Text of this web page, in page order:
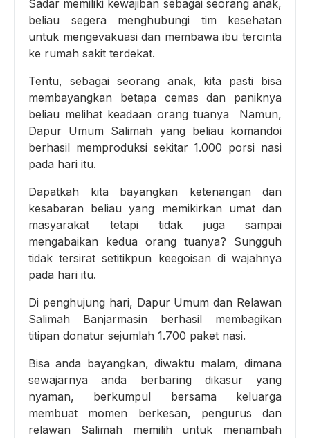
Sadar memiliki kewajiban sebagai seorang anak,
beliau segera menghubungi tim kesehatan
untuk mengevakuasi dan membawa ibu tercinta
ke rumah sakit terdekat.
Tentu, sebagai seorang anak, kita pasti bisa
membayangkan betapa cemas dan paniknya
beliau melihat keadaan orang tuanya Namun,
Dapur Umum Salimah yang beliau komandoi
berhasil memproduksi sekitar 1.000 porsi nasi
pada hari itu.
Dapatkah kita bayangkan ketenangan dan
kesabaran beliau yang memikirkan umat dan
masyarakat tetapi tidak juga sampai
mengabaikan kedua orang tuanya? Sungguh
tidak tersirat setitikpun keegoisan di wajahnya
pada hari itu.
Di penghujung hari, Dapur Umum dan Relawan
Salimah Banjarmasin berhasil membagikan
titipan donatur sejumlah 1.700 paket nasi.
Bisa anda bayangkan, diwaktu malam, dimana
sewajarnya anda berbaring dikasur yang
nyaman, berkumpul bersama keluarga
membuat momen berkesan, pengurus dan
relawan Salimah memilih untuk menambah